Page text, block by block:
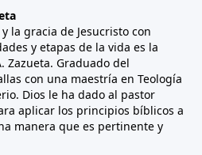
la gracia de Jesucristo con
y etapas de la vida es la
Zazueta. Graduado del
con una maestría en Teología
Dios le ha dado al pastor
aplicar los principios bíblicos a
manera que es pertinente y